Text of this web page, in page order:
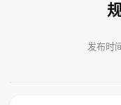
发布时